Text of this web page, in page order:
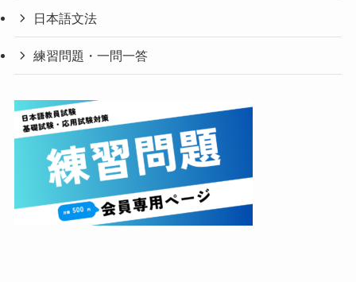
日本語文法
練習問題・一問一答